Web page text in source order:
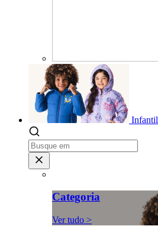
Infantil
Categoria
Ver tudo >